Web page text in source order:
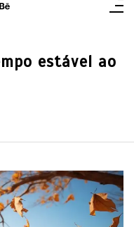
estável ao